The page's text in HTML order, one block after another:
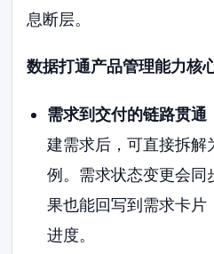
息断层。
数据打通产品管理能力核
需求到交付的链路贯通
建需求后，可直接拆解
例。需求状态变更会同
果也能回写到需求卡片
进度。